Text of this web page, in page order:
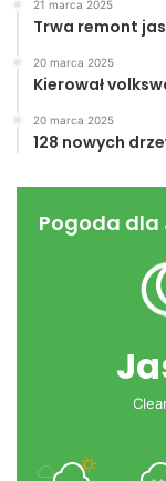
Gminny Ośrodek
OSP
21 marca 2025
Trwa remont
20 marca 2025
Kierował
20 marca 2025
128 nowych
Pogoda dla